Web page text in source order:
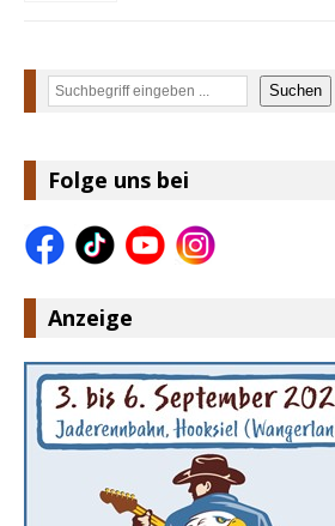
Suchen Suchen
Folge uns bei
Anzeige